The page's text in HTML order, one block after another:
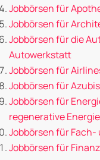
Jobbörsen für
Jobbörsen für
Jobbörsen für die
Autowerkstatt
Jobbörsen für
Jobbörsen für
Jobbörsen für
regenerative Energie
Jobbörsen für
Jobbörsen für